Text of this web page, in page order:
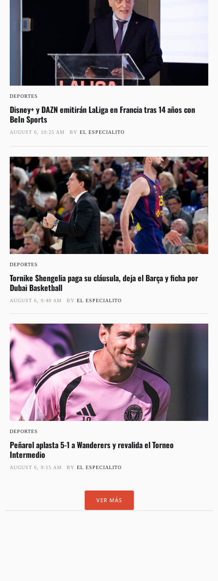
DEPORTES
Disney+ y DAZN emitirán LaLiga en Francia tras 14 años con
BeIn Sports
AUGUST 6, 10:25 AM BY EL ESPECIALITO
DEPORTES
Tornike Shengelia paga su cláusula, deja el Barça y ficha por
Dubai Basketball
AUGUST 6, 9:40 AM BY EL ESPECIALITO
DEPORTES
Peñarol aplasta 5-1 a Wanderers y revalida el Torneo
Intermedio
AUGUST 6, 9:15 AM BY EL ESPECIALITO
VER MÁS